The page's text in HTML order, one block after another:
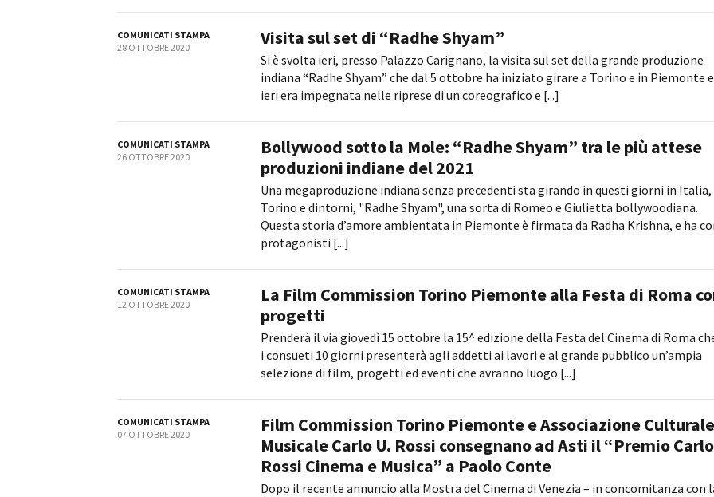
Piemonte Doc Film Fund
Torino di Paolo Sorrentino
Open Day
Ciak in TOur!
Elenco
Amministrazione trasparente Bandi e gare Contatti Privacy Cookie policy Whistleblowing Credits
COMUNICATI STAMPA
28 OTTOBRE 2020
Visita sul set di “Radhe Shyam”
Si è svolta ieri, presso Palazzo Carignano, la visita sul set della grande produzione
indiana “Radhe Shyam” che dal 5 ottobre ha iniziato girare a Torino e in Piemonte
ieri era impegnata nelle riprese di un coreografico e [...]
COMUNICATI STAMPA
26 OTTOBRE 2020
Bollywood sotto la Mole: “Radhe Shyam” tra le più attese
produzioni indiane del 2021
Una megaproduzione indiana senza precedenti sta girando in questi giorni in Italia,
Torino e dintorni, "Radhe Shyam", una sorta di Romeo e Giulietta bollywoodiana.
Questa storia d’amore ambientata in Piemonte è firmata da Radha Krishna, e ha
protagonisti [...]
COMUNICATI STAMPA
12 OTTOBRE 2020
La Film Commission Torino Piemonte alla Festa di Roma
progetti
Prenderà il via giovedì 15 ottobre la 15^ edizione della Festa del Cinema di Roma
i consueti 10 giorni presenterà agli addetti ai lavori e al grande pubblico un’ampia
selezione di film, progetti ed eventi che avranno luogo [...]
COMUNICATI STAMPA
07 OTTOBRE 2020
Film Commission Torino Piemonte e Associazione Culturale
Musicale Carlo U. Rossi consegnano ad Asti il “Premio
Rossi Cinema e Musica” a Paolo Conte
Dopo il recente annuncio alla Mostra del Cinema di Venezia – in concomitanza con